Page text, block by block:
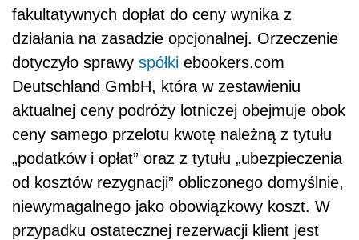
fakultatywnych dopłat do ceny wynika z
działania na zasadzie opcjonalnej. Orzeczenie
dotyczyło sprawy spółki ebookers.com
Deutschland GmbH, która w zestawieniu
aktualnej ceny podróży lotniczej obejmuje obok
ceny samego przelotu kwotę należną z tytułu
„podatków i opłat” oraz z tytułu „ubezpieczenia
od kosztów rezygnacji” obliczonego domyślnie,
niewymagalnego jako obowiązkowy koszt. W
przypadku ostatecznej rezerwacji klient jest